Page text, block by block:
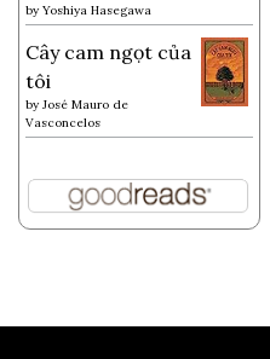
by Yoshiya Hasegawa
Cây cam ngọt của
tôi
by José Mauro de
Vasconcelos